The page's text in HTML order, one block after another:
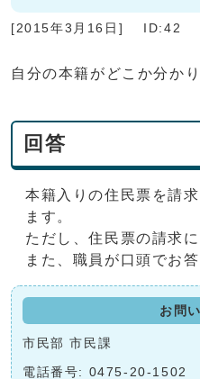
[2015年3月16日] ID:42
自分の本籍がどこか分か
回答
本籍入りの住民票を請
ます。
ただし、住民票の請求
また、職員が口頭でお
お問
市民部 市民課
電話番号: 0475-20-1502